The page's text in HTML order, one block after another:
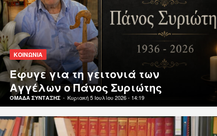
ΚΟΙΝΩΝΙΑ
Έφυγε για τη γειτονιά των
Αγγέλων ο Πάνος Συριώτης
ΟΜΑΔΑ ΣΥΝΤΑΞΗΣ - Κυριακή 5 Ιουλίου 2026 - 14:19